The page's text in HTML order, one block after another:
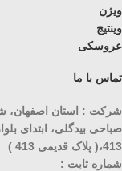
ویژن
وینتیج
عروسکی
تماس با ما
شرکت : استان اصفهان،
صباحی بیدگلی، ابتدای
413،( پلاک قدیمی 413 )
شماره ثابت :